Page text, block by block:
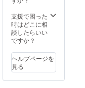
支援で困った
時はどこに相
談したらいい
ですか？
ヘルプページを
見る